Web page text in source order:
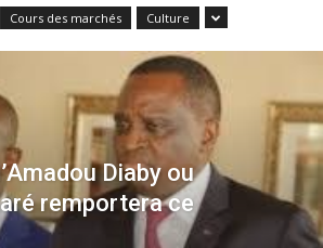
Cours des marchés Culture
Diaby ou
remportera ce